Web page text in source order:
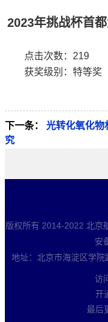
2023年挑战杯首
点击次数： 219
获奖级别：特等奖
下一条：
光转化氧化物
究
版权所有 2014-2022 北
安
地址：北京市海淀区学
访
开
最后